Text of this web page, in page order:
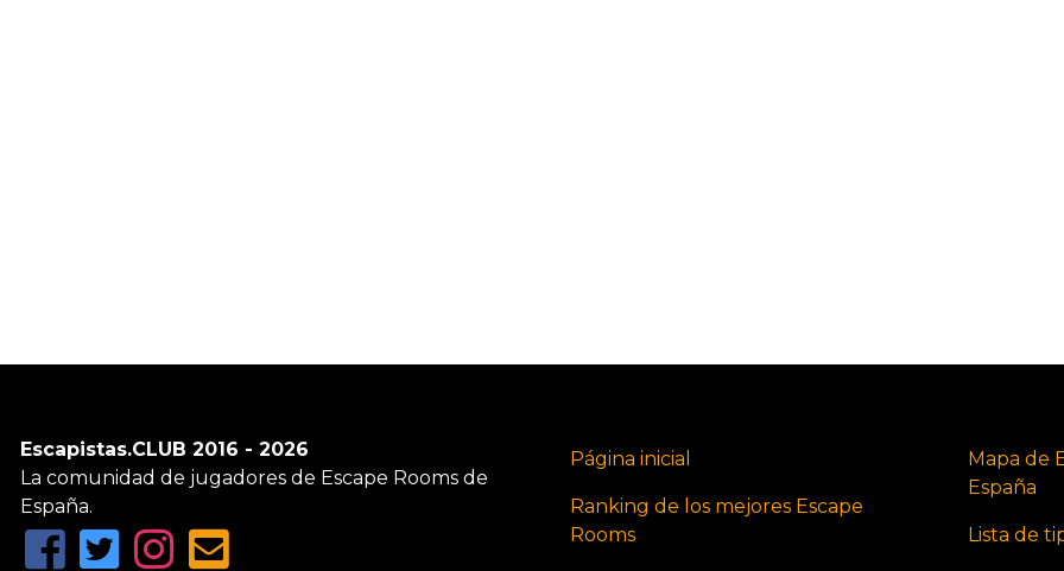
Escapistas.CLUB 2016 - 2026
La comunidad de jugadores de Escape Rooms de
España.
Página inicial
Ranking de los mejores Escape
Rooms
Mapa de
España
Lista de